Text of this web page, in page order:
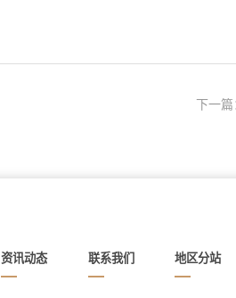
下一篇
资讯动态 联系我们 地区分站